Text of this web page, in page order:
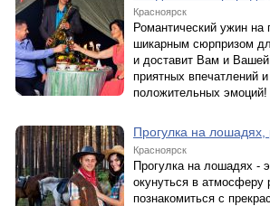
Красноярск
Романтический ужин на
шикарным сюрпризом
и доставит Вам и
приятных впечатлений
положительных эмоций!
Прогулка на лошадях,
Красноярск
Прогулка на лошадях -
окунуться в атмосферу
познакомиться с